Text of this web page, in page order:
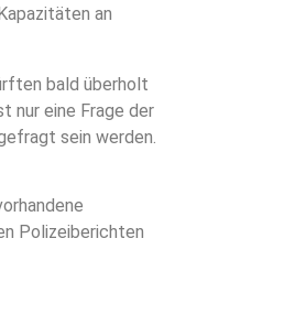
an
bald überholt
nur eine Frage der
sein werden.
Polizeiberichten